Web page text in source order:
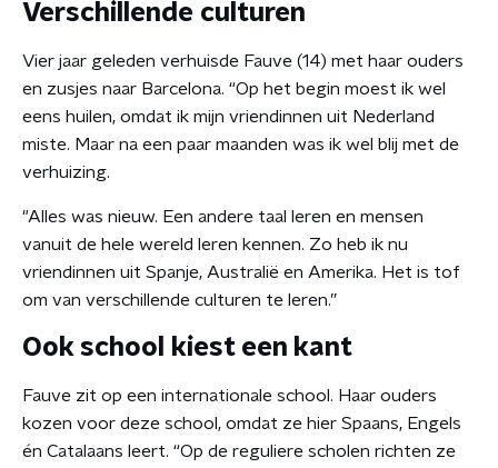
Verschillende culturen
Vier jaar geleden verhuisde Fauve (14) met haar ouders
en zusjes naar Barcelona. “Op het begin moest ik wel
eens huilen, omdat ik mijn vriendinnen uit Nederland
miste. Maar na een paar maanden was ik wel blij met de
verhuizing.
"Alles was nieuw. Een andere taal leren en mensen
vanuit de hele wereld leren kennen. Zo heb ik nu
vriendinnen uit Spanje, Australië en Amerika. Het is tof
om van verschillende culturen te leren.”
Ook school kiest een kant
Fauve zit op een internationale school. Haar ouders
kozen voor deze school, omdat ze hier Spaans, Engels
én Catalaans leert. “Op de reguliere scholen richten ze